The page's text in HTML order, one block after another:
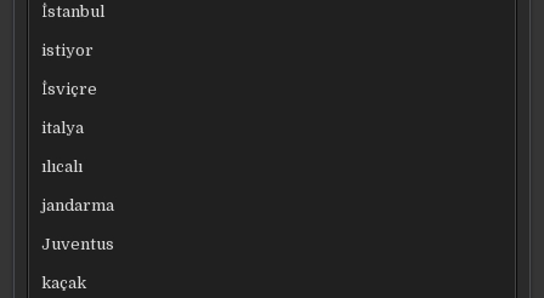
İstanbul
istiyor
İsviçre
italya
ılıcalı
jandarma
Juventus
kaçak